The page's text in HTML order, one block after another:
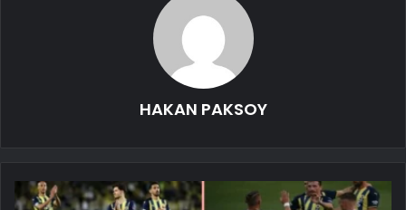
HAKAN PAKSOY